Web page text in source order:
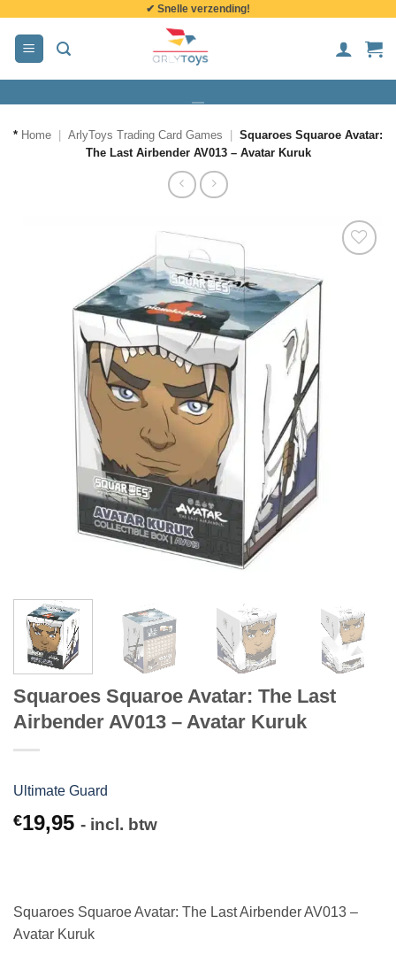
inhoud
✔ Snelle verzending!
* Home ArlyToys Trading Card Games
Squaroes Squaroe Avatar:
The Last Airbender AV013 – Avatar Kuruk
Squaroes Squaroe Avatar: The Last
Airbender AV013 – Avatar Kuruk
Ultimate Guard
€19,95 - incl. btw
Squaroes Squaroe Avatar: The Last Airbender AV013 –
Avatar Kuruk